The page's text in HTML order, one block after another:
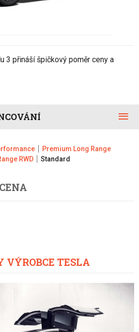
3 přináší špičkový poměr ceny a
Premium Long Range
RWD Standard
VÝROBCE TESLA